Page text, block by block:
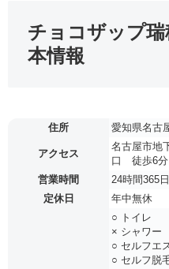
チョコザップ
本情報
住所 愛知県名古
アクセス
名古屋市地
口 徒歩6分
営業時間
24時間365日
定休日
年中無休
○ トイレ
× シャワー
○ セルフエ
○ セルフ脱